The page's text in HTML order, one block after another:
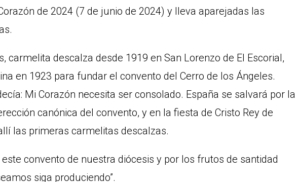
de 2024 (7 de junio de 2024) y lleva aparejadas las
carmelita descalza desde 1919 en San Lorenzo de El Escorial,
en 1923 para fundar el convento del Cerro de los Ángeles.
Mi Corazón necesita ser consolado. España se salvará por la
canónica del convento, y en la fiesta de Cristo Rey de
las primeras carmelitas descalzas.
convento de nuestra diócesis y por los frutos de santidad
siga produciendo”.